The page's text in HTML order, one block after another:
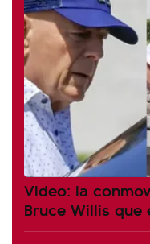
Video: la
Bruce Willis